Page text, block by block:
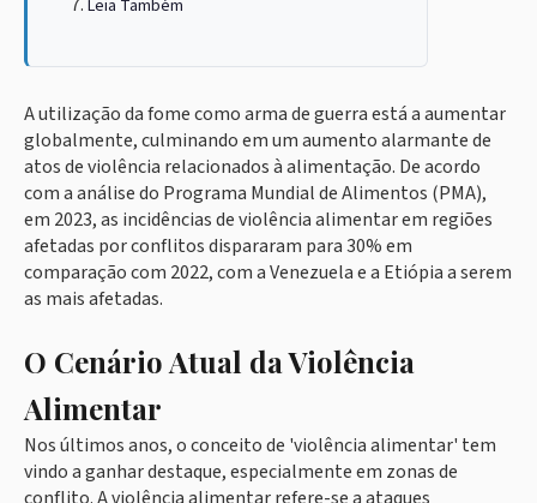
Leia Também
A utilização da fome como arma de guerra está a aumentar
globalmente, culminando em um aumento alarmante de
atos de violência relacionados à alimentação. De acordo
com a análise do Programa Mundial de Alimentos (PMA),
em 2023, as incidências de violência alimentar em regiões
afetadas por conflitos dispararam para 30% em
comparação com 2022, com a Venezuela e a Etiópia a serem
as mais afetadas.
O Cenário Atual da Violência
Alimentar
Nos últimos anos, o conceito de 'violência alimentar' tem
vindo a ganhar destaque, especialmente em zonas de